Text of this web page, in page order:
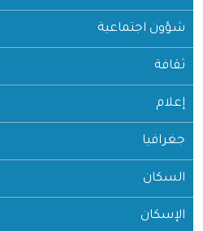
شؤون اجتماعية
ثقافة
إعلام
جغرافيا
السكان
الإسكان